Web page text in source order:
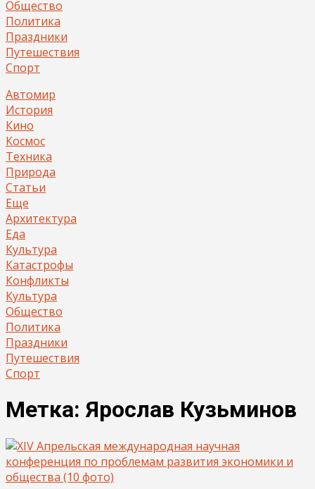
Общество
Политика
Праздники
Путешествия
Спорт
Автомир
История
Кино
Космос
Техника
Природа
Статьи
Еще
Архитектура
Еда
Культура
Катастрофы
Конфликты
Культура
Общество
Политика
Праздники
Путешествия
Спорт
Метка:Ярослав Кузьминов